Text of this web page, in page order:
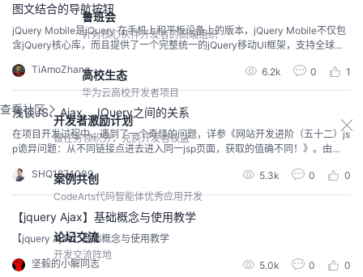
鲁班会
针对核心伙伴开发者的高端组织
高校生态
华为云高校开发者项目
查看社区
开发者激励计划
做任务领积分，兑换开发者权益
案例共创
CodeArts代码智能体优秀应用开发
论坛交流
开发交流阵地
图文结合的导航按钮
jQuery Mobile是jQuery 在手机上和平板设备上的版本，jQuery Mobile不仅包
含jQuery核心库，而且提供了一个完整统一的jQuery移动UI框架，支持全球主
层次。下面这个实例演示了使用jQuery Mobile在Android手机上创建图文结合
的导航按钮。此实例在Android Stu
TiAmoZhang 6.2k 0 1
浅谈JS、Ajax、JQuery之间的关系
在项目开发过程中，遇到了一个奇怪的问题，详参《网站开发进阶（五十二）js
p诡异问题：从不同链接点进去进入同一jsp页面，获取的值确不同！》。由
= obj._value;也可以通过jquery的方式获取：// 通过jquery方式获取元素值var x
x = $(obj).attr('_value'); 下面主要讲...
SHQ1874009 5.3k 0 0
【jquery Ajax】基础概念与使用教学
【jquery Ajax】基础概念与使用教学
坚毅的小解同志 5.0k 0 0